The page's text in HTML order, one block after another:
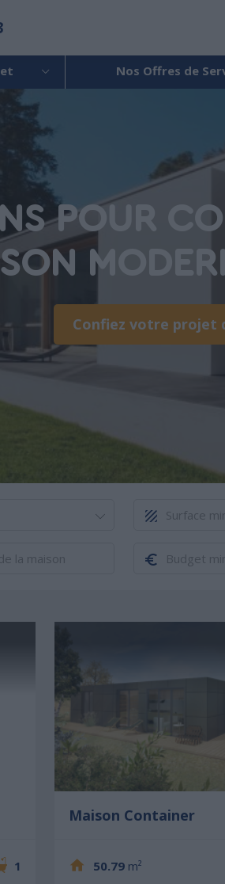
Nos Offres de
POUR
Confiez votre projet
1
Maison Container
50.79 m²